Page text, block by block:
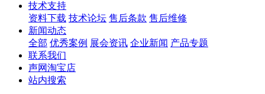
技术支持
资料下载 技术论坛 售后条款 售后维修
新闻动态
全部 优秀案例 展会资讯 企业新闻 产品专题
联系我们
声网淘宝店
站内搜索